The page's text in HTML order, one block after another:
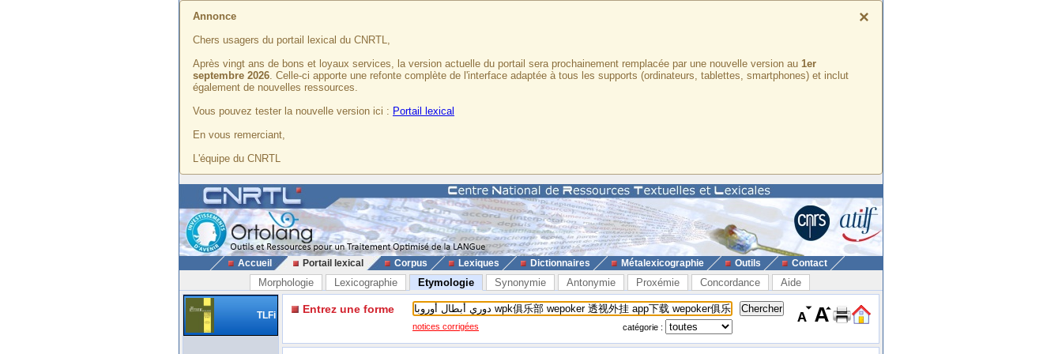
×
Annonce
Chers usagers du portail lexical du CNRTL,
Après vingt ans de bons et loyaux services, la version actuelle du portail sera prochainement remplacée par une nouvelle version au 1er
septembre 2026. Celle-ci apporte une refonte complète de l'interface adaptée à tous les supports (ordinateurs, tablettes, smartphones) et inclut
également de nouvelles ressources.
Vous pouvez tester la nouvelle version ici : Portail lexical
En vous remerciant,
L'équipe du CNRTL
Accueil Portail lexical Corpus Lexiques Dictionnaires Métalexicographie Outils Contact
Morphologie Lexicographie Etymologie Synonymie Antonymie Proxémie Concordance Aide
TLFi Entrez une forme
notices corrigées catégorie :